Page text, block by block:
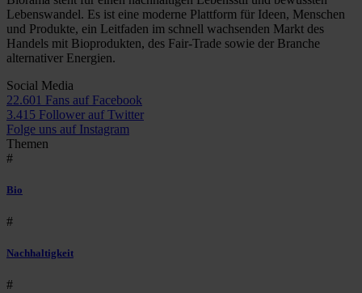
Lebenswandel. Es ist eine moderne Plattform für Ideen, Menschen
und Produkte, ein Leitfaden im schnell wachsenden Markt des
Handels mit Bioprodukten, des Fair-Trade sowie der Branche
alternativer Energien.
Social Media
22.601 Fans auf Facebook
3.415 Follower auf Twitter
Folge uns auf Instagram
Themen
#
Bio
#
Nachhaltigkeit
#